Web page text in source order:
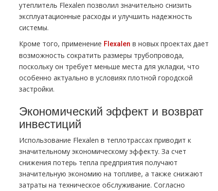
утеплитель Flexalen позволил значительно снизить
эксплуатационные расходы и улучшить надежность
системы.
Кроме того, применение Flexalen в новых проектах дает
возможность сократить размеры трубопровода,
поскольку он требует меньше места для укладки, что
особенно актуально в условиях плотной городской
застройки.
Экономический эффект и возврат
инвестиций
Использование Flexalen в теплотрассах приводит к
значительному экономическому эффекту. За счет
снижения потерь тепла предприятия получают
значительную экономию на топливе, а также снижают
затраты на техническое обслуживание. Согласно